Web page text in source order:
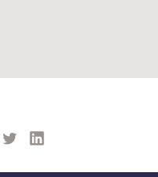
TwitterLinkedIn